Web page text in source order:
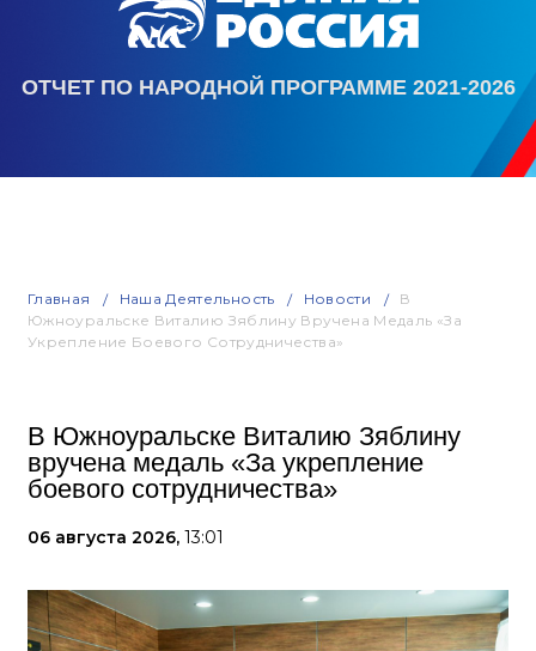
ОТЧЕТ ПО НАРОДНОЙ ПРОГРАММЕ 2021-2026
Главная Наша Деятельность Новости
В
Южноуральске Виталию Зяблину Вручена Медаль «За
Укрепление Боевого Сотрудничества»
В Южноуральске Виталию Зяблину
вручена медаль «За укрепление
боевого сотрудничества»
06 августа 2026, 13:01